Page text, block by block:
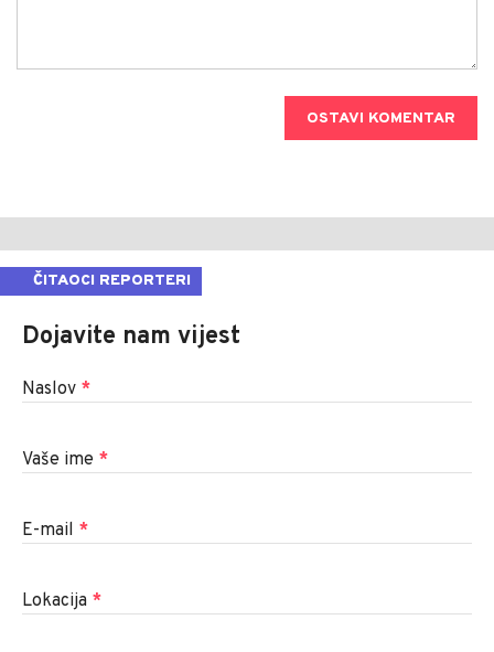
OSTAVI KOMENTAR
ČITAOCI REPORTERI
Dojavite nam vijest
Naslov *
Vaše ime *
E-mail *
Lokacija *